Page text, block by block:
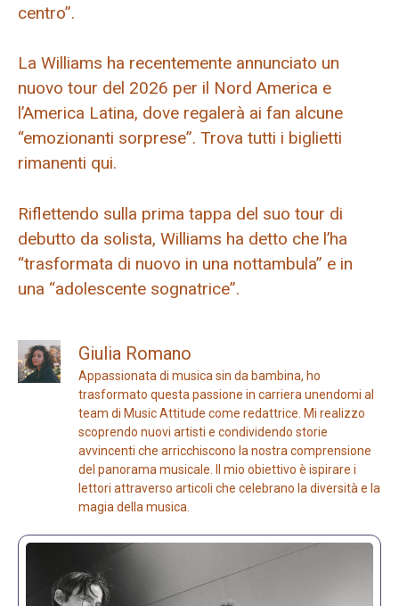
centro”.
La Williams ha recentemente annunciato un
nuovo tour del 2026 per il Nord America e
l’America Latina, dove regalerà ai fan alcune
“emozionanti sorprese”. Trova tutti i biglietti
rimanenti qui.
Riflettendo sulla prima tappa del suo tour di
debutto da solista, Williams ha detto che l’ha
“trasformata di nuovo in una nottambula” e in
una “adolescente sognatrice”.
Giulia Romano
Appassionata di musica sin da bambina, ho
trasformato questa passione in carriera unendomi al
team di Music Attitude come redattrice. Mi realizzo
scoprendo nuovi artisti e condividendo storie
avvincenti che arricchiscono la nostra comprensione
del panorama musicale. Il mio obiettivo è ispirare i
lettori attraverso articoli che celebrano la diversità e la
magia della musica.